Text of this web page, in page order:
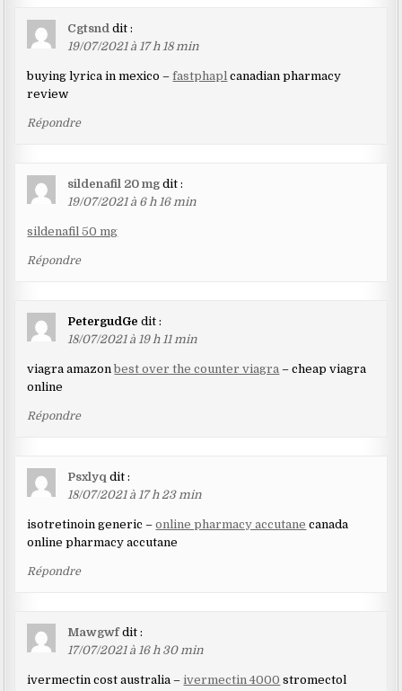
Cgtsnd dit :
19/07/2021 à 17 h 18 min
buying lyrica in mexico –fastphapl canadian pharmacy
review
Répondre
sildenafil 20 mg dit :
19/07/2021 à 6 h 16 min
sildenafil 50 mg
Répondre
PetergudGe dit :
18/07/2021 à 19 h 11 min
viagra amazonbest over the counter viagra – cheap viagra
online
Répondre
Psxlyq dit :
18/07/2021 à 17 h 23 min
isotretinoin generic –online pharmacy accutane canada
online pharmacy accutane
Répondre
Mawgwf dit :
17/07/2021 à 16 h 30 min
ivermectin cost australia – ivermectin 4000 stromectol